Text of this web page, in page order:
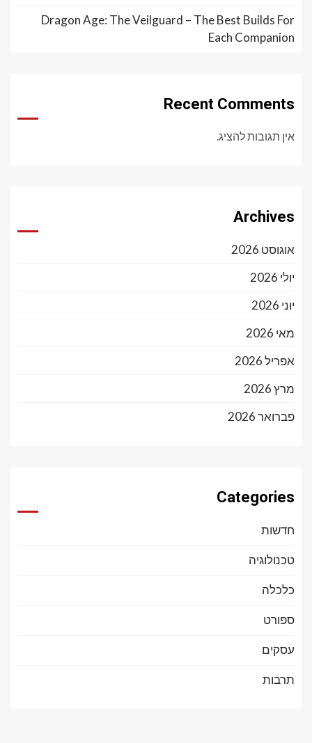
Dragon Age: The Veilguard – The Best Builds For
Each Companion
Recent Comments
אין תגובות להציג.
Archives
אוגוסט 2026
יולי 2026
יוני 2026
מאי 2026
אפריל 2026
מרץ 2026
פברואר 2026
Categories
חדשות
טכנולוגיה
כלכלה
ספורט
עסקים
תרבות